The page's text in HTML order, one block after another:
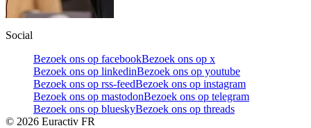
Social
Bezoek ons op facebookBezoek ons op x
Bezoek ons op linkedinBezoek ons op youtube
Bezoek ons op rss-feedBezoek ons op instagram
Bezoek ons op mastodonBezoek ons op telegram
Bezoek ons op blueskyBezoek ons op threads
© 2026 Euractiv FR